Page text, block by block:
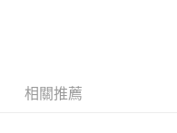
相關推薦